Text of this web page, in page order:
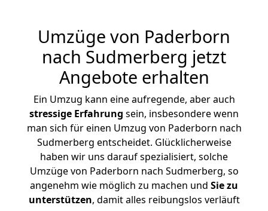
Umzüge von Paderborn
nach Sudmerberg jetzt
Angebote erhalten
Ein Umzug kann eine aufregende, aber auch
stressige Erfahrung sein, insbesondere wenn
man sich für einen Umzug von Paderborn nach
Sudmerberg entscheidet. Glücklicherweise
haben wir uns darauf spezialisiert, solche
Umzüge von Paderborn nach Sudmerberg, so
angenehm wie möglich zu machen und Sie zu
unterstützen, damit alles reibungslos verläuft